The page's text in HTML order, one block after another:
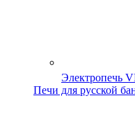
Электропечь
Печи для русской